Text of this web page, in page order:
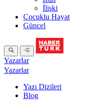
İlişki
Çocuklu Hayat
Güncel
Yazarlar
Yazarlar
Yazı Dizileri
Blog